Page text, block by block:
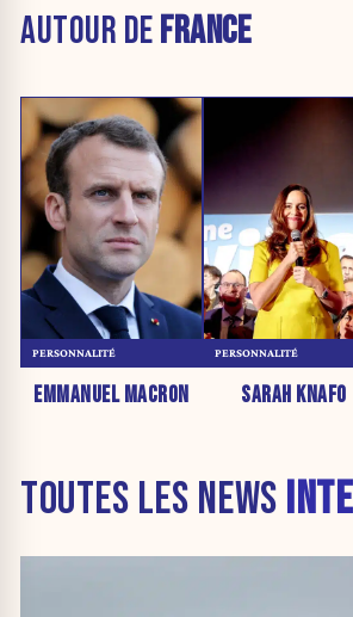
AUTOUR DEFRANCE
EMMANUEL MACRON
PERSONNALITÉ
SARAH KNAFO
PERSONNALITÉ
TOUTES LES NEWS